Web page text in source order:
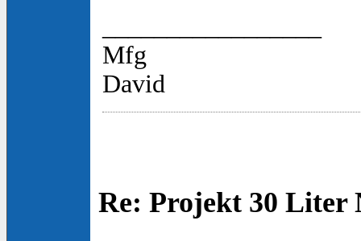
Mfg
David
Re: Projekt 30 Liter